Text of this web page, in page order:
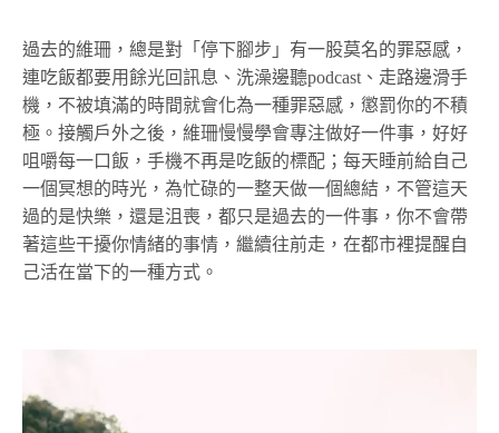
過去的維珊，總是對「停下腳步」有一股莫名的罪惡感，
連吃飯都要用餘光回訊息、洗澡邊聽podcast、走路邊滑手
機，不被填滿的時間就會化為一種罪惡感，懲罰你的不積
極。接觸戶外之後，維珊慢慢學會專注做好一件事，好好
咀嚼每一口飯，手機不再是吃飯的標配；每天睡前給自己
一個冥想的時光，為忙碌的一整天做一個總結，不管這天
過的是快樂，還是沮喪，都只是過去的一件事，你不會帶
著這些干擾你情緒的事情，繼續往前走，在都市裡提醒自
己活在當下的一種方式。